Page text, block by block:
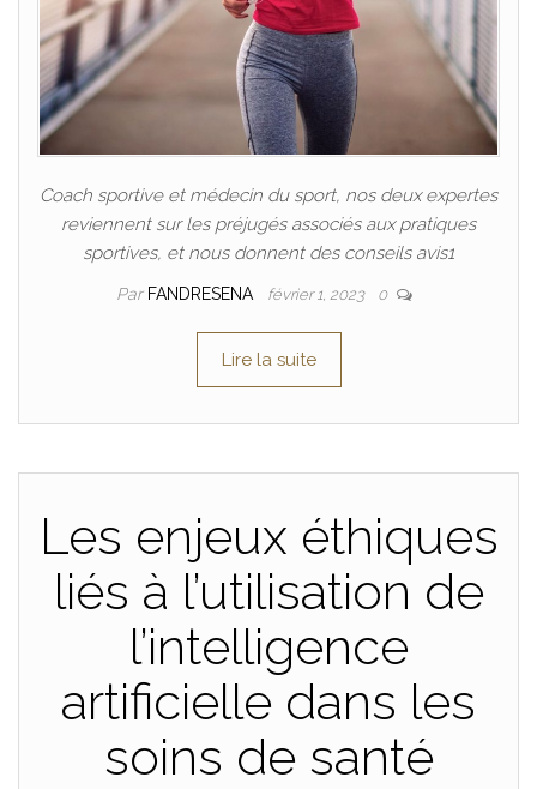
Coach sportive et médecin du sport, nos deux expertes
reviennent sur les préjugés associés aux pratiques
sportives, et nous donnent des conseils avis1
Par FANDRESENA février 1, 2023 0
Lire la suite
Les enjeux éthiques
liés à l’utilisation de
l’intelligence
artificielle dans les
soins de santé